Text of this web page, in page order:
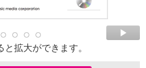
拡大ができます。